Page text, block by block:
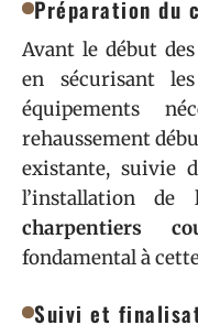
Préparation du
Avant le début
en sécurisant
équipements
rehaussement
existante, suivie
l’installation de
charpentiers
fondamental à
Suivi et